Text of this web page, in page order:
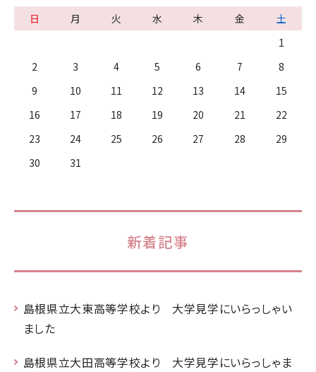
日 月 火 水 木 金
土
1
2
3 4 5 6 7
8
9
10 11 12 13 14
15
16
17 18 19 20 21
22
23
24 25 26 27 28
29
30
31
新着記事
島根県立大東高等学校より 大学見学にいらっしゃい
ました
島根県立大田高等学校より 大学見学にいらっしゃま